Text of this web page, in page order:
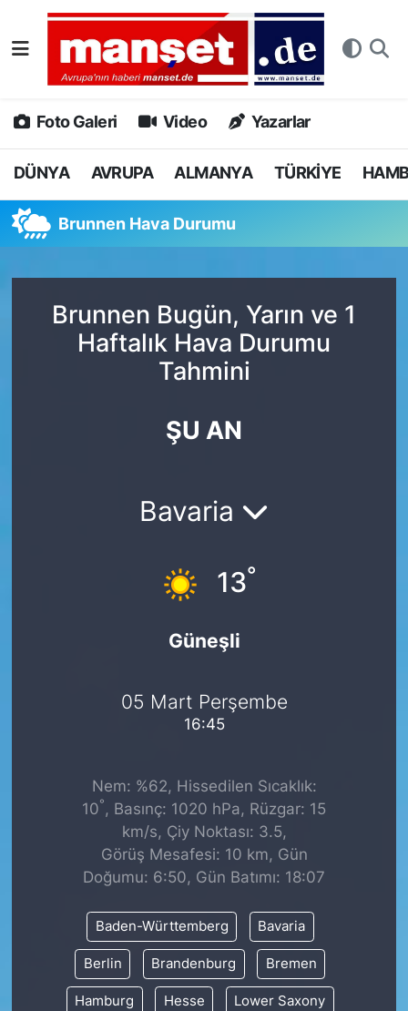
Foto Galeri Video Yazarlar
DÜNYA AVRUPA ALMANYA TÜRKİYE
Brunnen Hava Durumu
Brunnen Bugün, Yarın ve 1
Haftalık Hava Durumu
Tahmini
ŞU AN
Bavaria
13°
Güneşli
05 Mart Perşembe
16:45
Nem: %62, Hissedilen Sıcaklık:
10° , Basınç: 1020 hPa, Rüzgar: 15
km/s, Çiy Noktası: 3.5,
Görüş Mesafesi: 10 km, Gün
Doğumu: 6:50, Gün Batımı: 18:07
Baden-Württemberg Bavaria
Berlin Brandenburg Bremen
Hamburg Hesse Lower Saxony
DÜNYA
AVRUPA
ALMANYA
SPOR
DEUTSCH
Nöbetçi Eczaneler
Hava Durumu
Namaz Vakitleri
Tüm Manşetler
Son Dakika Haberleri